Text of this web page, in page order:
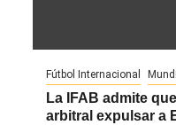
Fútbol Internacional
La IFAB admite
arbitral expulsar a